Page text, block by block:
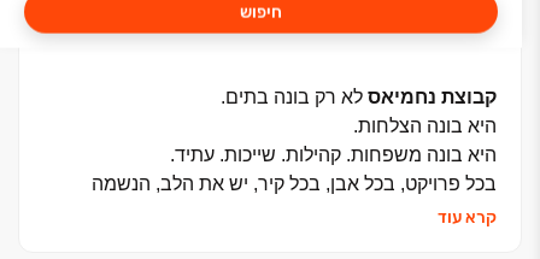
חיפוש
קבוצת נחמיאס לא רק בונה בתים.
היא בונה הצלחות.
היא בונה משפחות. קהילות. שייכות. עתיד.
בכל פרויקט, בכל אבן, בכל קיר, יש את הלב, הנשמה
ותשומת הלב לכל פרט
קרא עוד